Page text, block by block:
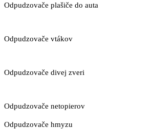
Odpudzovače plašiče do auta
Odpudzovače vtákov
Odpudzovače divej zveri
Odpudzovače netopierov
Odpudzovače hmyzu